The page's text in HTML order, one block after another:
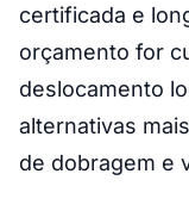
certificada e
orçamento for
deslocamento
alternativas
de dobragem e